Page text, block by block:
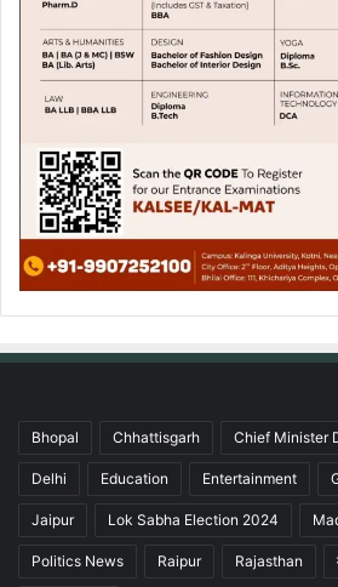
Bhopal Chhattisgarh Chief Minister
Delhi Education Entertainment
Jaipur Lok Sabha Election 2024
Politics News Raipur Rajasthan